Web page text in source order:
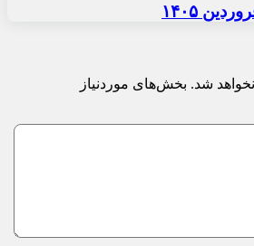
شد. بخش‌های موردنیاز